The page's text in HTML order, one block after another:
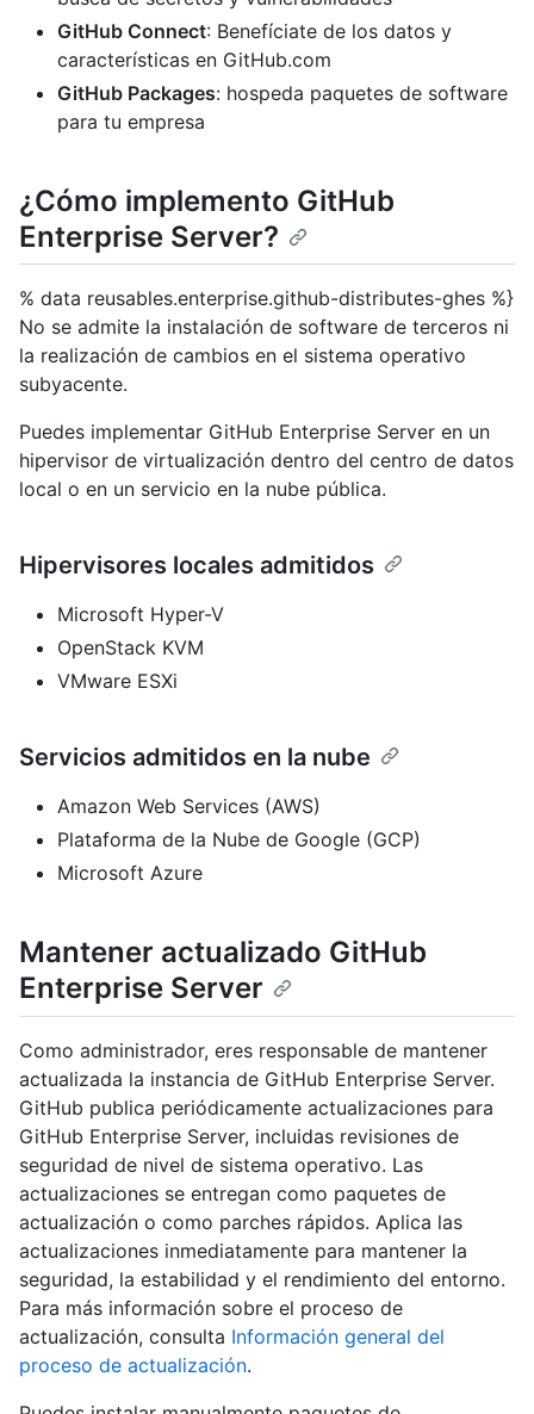
GitHub Connect: Benefíciate de los datos y
características en GitHub.com
GitHub Packages: hospeda paquetes de software
para tu empresa
¿Cómo implemento GitHub
Enterprise Server?
% data reusables.enterprise.github-distributes-ghes %}
No se admite la instalación de software de terceros ni
la realización de cambios en el sistema operativo
subyacente.
Puedes implementar GitHub Enterprise Server en un
hipervisor de virtualización dentro del centro de datos
local o en un servicio en la nube pública.
Hipervisores locales admitidos
Microsoft Hyper-V
OpenStack KVM
VMware ESXi
Servicios admitidos en la nube
Amazon Web Services (AWS)
Plataforma de la Nube de Google (GCP)
Microsoft Azure
Mantener actualizado GitHub
Enterprise Server
Como administrador, eres responsable de mantener
actualizada la instancia de GitHub Enterprise Server.
GitHub publica periódicamente actualizaciones para
GitHub Enterprise Server, incluidas revisiones de
seguridad de nivel de sistema operativo. Las
actualizaciones se entregan como paquetes de
actualización o como parches rápidos. Aplica las
actualizaciones inmediatamente para mantener la
seguridad, la estabilidad y el rendimiento del entorno.
Para más información sobre el proceso de
actualización, consulta Información general del
proceso de actualización.